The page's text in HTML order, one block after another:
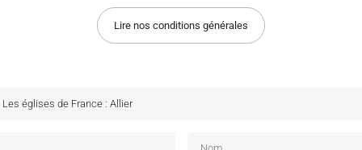
Lire nos conditions générales